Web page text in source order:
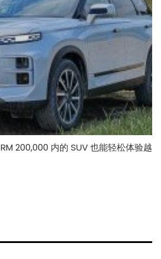
200,000 内的 SUV 也能轻松体验越